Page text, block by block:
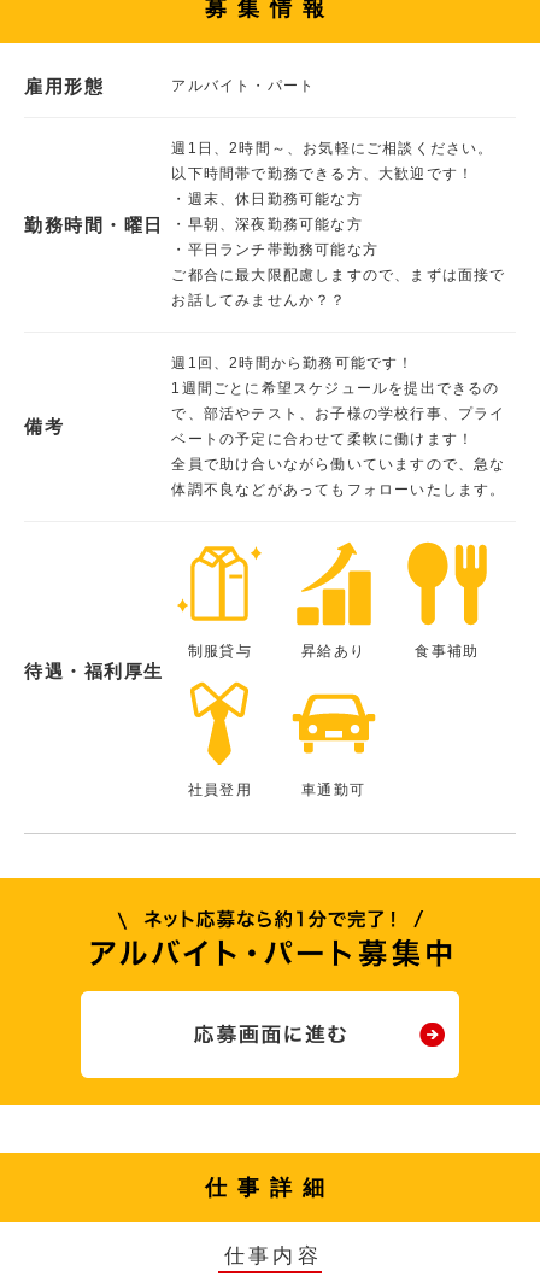
募集情報
雇用形態 アルバイト・パート
勤務時間・曜日
週1日、2時間～、お気軽にご相談ください。
以下時間帯で勤務できる方、大歓迎です！
・週末、休日勤務可能な方
・早朝、深夜勤務可能な方
・平日ランチ帯勤務可能な方
ご都合に最大限配慮しますので、まずは面接で
お話してみませんか？？
備考
週1回、2時間から勤務可能です！
1週間ごとに希望スケジュールを提出できるの
で、部活やテスト、お子様の学校行事、プライ
ベートの予定に合わせて柔軟に働けます！
全員で助け合いながら働いていますので、急な
体調不良などがあってもフォローいたします。
待遇・福利厚生
制服貸与 昇給あり 食事補助
社員登用 車通勤可
仕事詳細
仕事内容